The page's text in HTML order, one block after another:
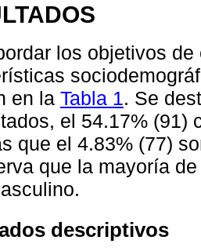
los objetivos
en la Tabla 1. Se
el 54.17% (91)
que el 4.83% (77)
que la mayoría
descriptivos